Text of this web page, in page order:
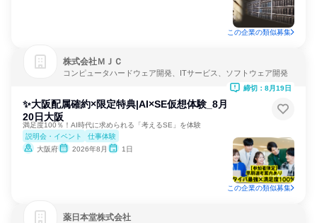
この企業の類似募集
株式会社ＭＪＣ
コンピュータハードウェア開発、ITサービス、ソフトウェア開発
✨大阪配属確約×限定特典|AI×SE仮想体験_8月
20日大阪
満足度100％！AI時代に求められる「考えるSE」を体験
説明会・イベント
仕事体験
大阪府
2026年8月 1日
締切：8月19日
この企業の類似募集
薬日本堂株式会社